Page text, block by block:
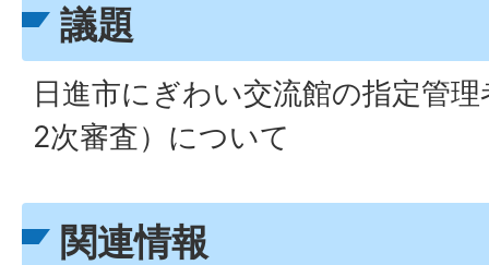
議題
日進市にぎわい交流館の指定管
2次審査）について
関連情報